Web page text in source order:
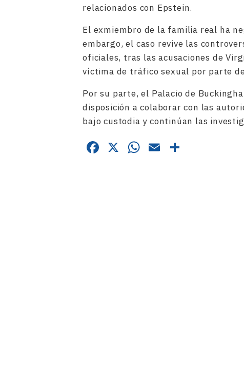
relacionados con Epstein.
El exmiembro de la familia real ha
embargo, el caso revive las
oficiales, tras las acusaciones de
víctima de tráfico sexual por parte
Por su parte, el Palacio de
disposición a colaborar con las
bajo custodia y continúan las
Facebook
X WhatsApp
Email